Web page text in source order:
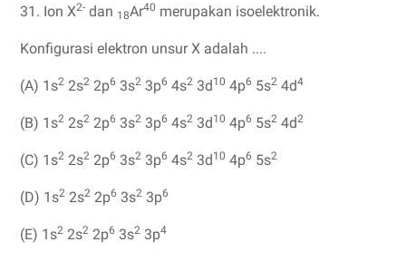
31. Ion X2- dan 18Ar40 merupakan isoelektronik.
Konfigurasi elektron unsur X adalah ....
(A) 1s2 2s2 2p6 3s2 3p6 4s2 3d10 4p6 5s2 4d4
(B) 1s2 2s2 2p6 3s2 3p6 4s2 3d10 4p6 5s2 4d2
(C) 1s2 2s2 2p6 3s2 3p6 4s2 3d10 4p6 5s2
(D) 1s2 2s2 2p6 3s2 3p6
(E) 1s2 2s2 2p6 3s2 3p4